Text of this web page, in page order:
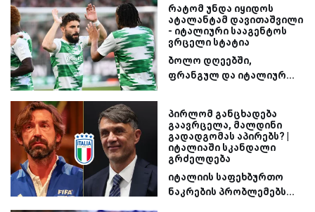
რატომ უნდა იყიდოს
ატალანტამ დავითაშვილი
- იტალიური სააგენტოს
ვრცელი სტატია
ბოლო დღეებში,
ფრანგულ და იტალიურ...
პირლომ განცხადება
გაავრცელა, მალდინი
გადადგომას აპირებს? |
იტალიაში სკანდალი
გრძელდება
იტალიის საფეხბურთო
ნაკრების პრობლემებს...